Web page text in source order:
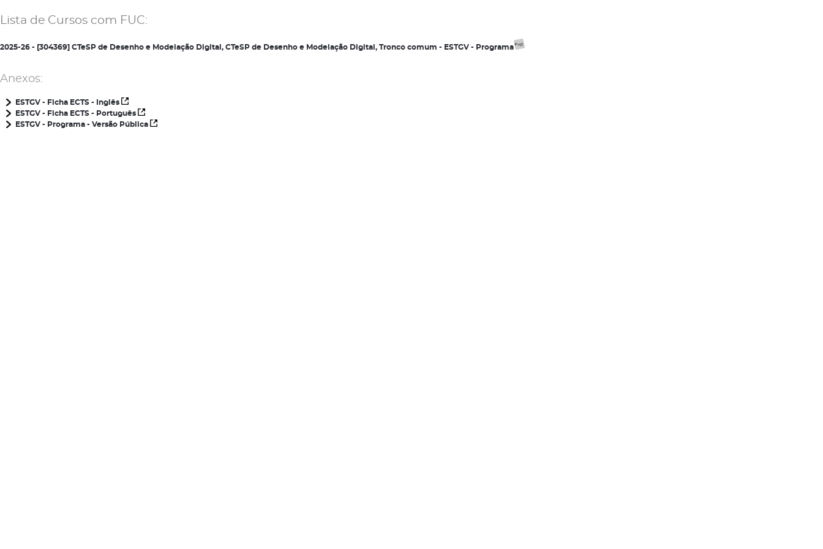
Lista de Cursos com FUC:
2025-26 - [304369] CTeSP de Desenho e Modelação Digital, CTeSP de Desenho e Modelação Digital, Tronco comum - ESTGV - Programa
Anexos:
ESTGV - Ficha ECTS - Inglês
ESTGV - Ficha ECTS - Português
ESTGV - Programa - Versão Pública